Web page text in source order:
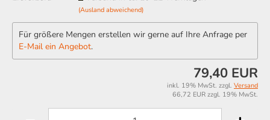
(Ausland abweichend)
Für größere Mengen erstellen wir gerne auf Ihre Anfrage per
E-Mail ein Angebot.
79,40 EUR
inkl. 19% MwSt. zzgl. Versand
66,72 EUR zzgl. 19% MwSt.